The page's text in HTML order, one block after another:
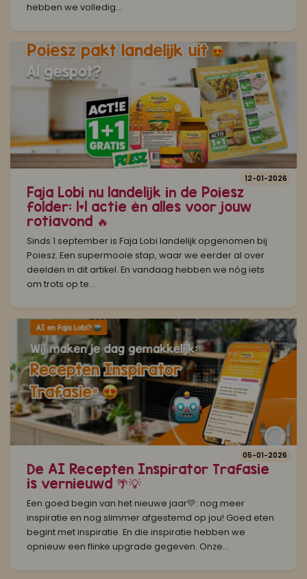
hebben we volledig...
Faja Lobi nu landelijk in de Poiesz
folder: 1+1 actie én alles voor jouw
rotiavond 🔥
Sinds 1 september is Faja Lobi landelijk opgenomen bij
Poiesz. Een supermooie stap, waar we eerder al over
deelden in dit artikel. En vandaag hebben we nóg iets
om trots op te...
12-01-2026
De AI Recepten Inspirator Trafasie
is vernieuwd 🌴💡
Een goed begin van het nieuwe jaar💛: nog meer
inspiratie en nog slimmer afgestemd op jou! Goed eten
begint met inspiratie. En die inspiratie hebben we
opnieuw een flinke upgrade gegeven. Onze...
05-01-2026